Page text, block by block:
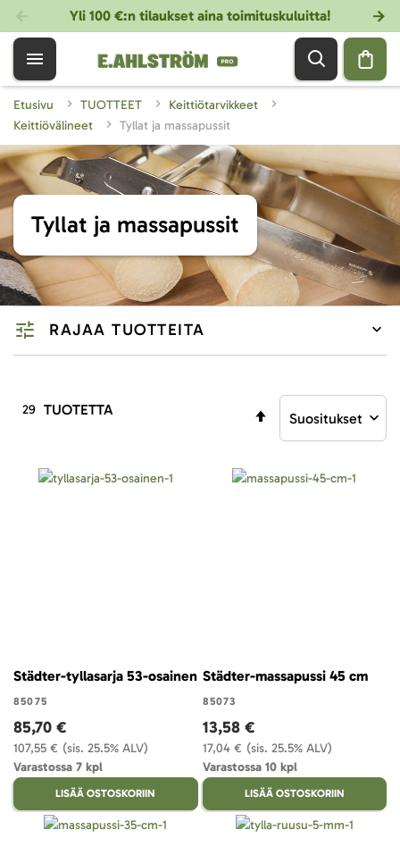
Yli 100 €:n tilaukset aina toimituskuluitta!
Etusivu TUOTTEET
Keittiötarvikkeet
Keittiövälineet
Tyllat ja massapussit
Tyllat ja massapussit
29 TUOTETTA
Aseta
Städter-tyllasarja 53-osainen
85075
(sis. 25.5% ALV)
107,55 €
85,70 €
Varastossa 7 kpl
LISÄÄ OSTOSKORIIN
Städter-massapussi 45 cm
85073
(sis. 25.5% ALV)
17,04 €
13,58 €
Varastossa 10 kpl
LISÄÄ OSTOSKORIIN
RAJAA TUOTTEITA